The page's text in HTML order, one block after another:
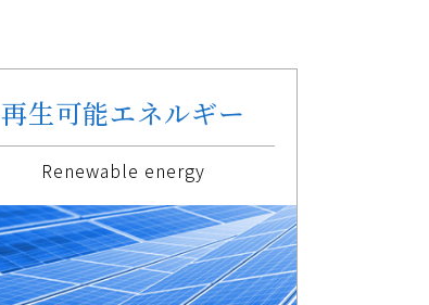
再生可能エネルギー
Renewable energy